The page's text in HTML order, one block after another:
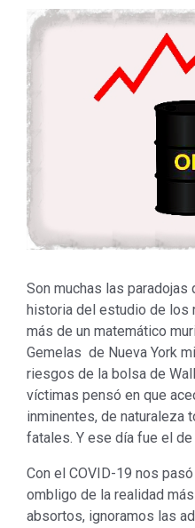
Son muchas las paradojas
historia del estudio de los
más de un matemático
Gemelas de Nueva York
riesgos de la bolsa de
víctimas pensó en que
inminentes, de naturaleza
fatales. Y ese día fue el
Con el COVID-19 nos
ombligo de la realidad
absortos, ignoramos las